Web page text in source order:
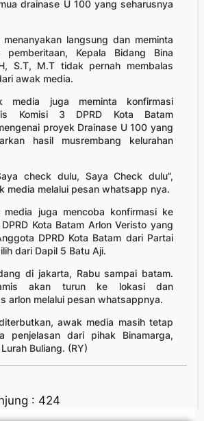
drainase U 100 yang seharusnya
langsung dan meminta
pemberitaan, Kepala Bidang Bina
S.T, M.T tidak pernah membalas
awak media.
media juga meminta konfirmasi
Komisi 3 DPRD Kota Batam
proyek Drainase U 100 yang
hasil musrembang kelurahan
check dulu, Saya Check dulu”,
media melalui pesan whatsapp nya.
media juga mencoba konfirmasi ke
Kota Batam Arlon Veristo yang
DPRD Kota Batam dari Partai
dari Dapil 5 Batu Aji.
di jakarta, Rabu sampai batam.
akan turun ke lokasi dan
arlon melalui pesan whatsappnya.
awak media masih tetap
penjelasan dari pihak Binamarga,
Buliang. (RY)
: 424